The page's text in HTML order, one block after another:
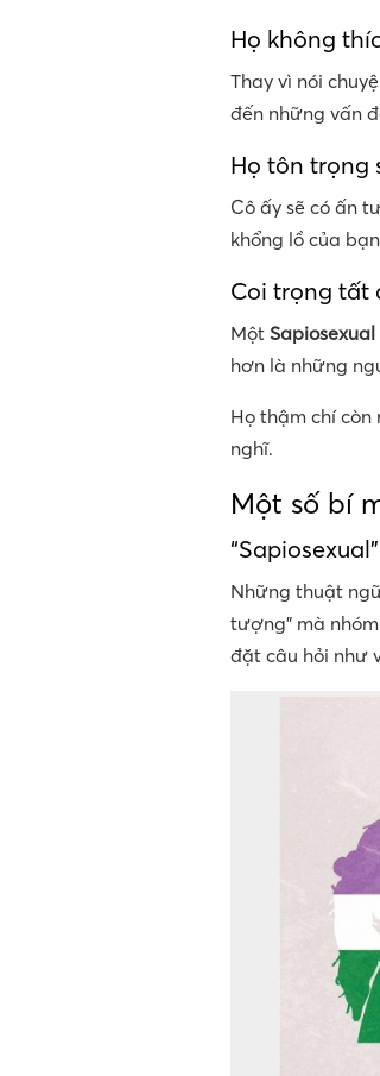
Họ không
Thay vì nói
đến những vấn
Họ tôn trọng
Cô ấy sẽ có ấn
khổng lồ của
Coi trọng tất
Một Sapiosexual
hơn là những
Họ thậm chí
nghĩ.
Một số bí
Những thuật
tượng” mà
đặt câu hỏi như